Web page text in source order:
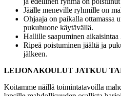
Jäälle meneville ryhmille on
Ohjaaja on paikalla ottamassa
pukuhuone käytävällä.
Hallille saapuminen
Ripeä poistuminen jäältä ja
jälkeen.
LEIJONAKOULUT JATKUU
Koitamme näillä toimintatavoilla